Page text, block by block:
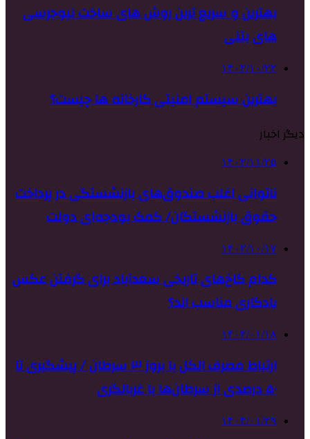
بهترین و سریع ترین روش های ساخت نیوجرسی
های بتنی
۱۴۰۲/۱۰/۲۲
بهترین سیستم امنیتی کارخانه ها چیست؟
دیگر اخبار
۱۴۰۲/۱۱/۲۵
ناتوانی اغلب صندوق‌های بازنشستگی در پرداخت
حقوق بازنشستگان/ کمک بودجه‌ای دولت
۱۴۰۲/۱۰/۱۷
کدام کاخ‌های تاریخی سعدآباد برای گرفتن عکس
یادگاری مناسب اند؟
۱۴۰۴/۰۱/۱۸
ارتباط مصرف الکل با بروز ۳ سرطان / پیشگیری تا
۵۰ درصدی از سرطان‌ها با غربالگری
۱۴۰۴/۰۱/۲۹